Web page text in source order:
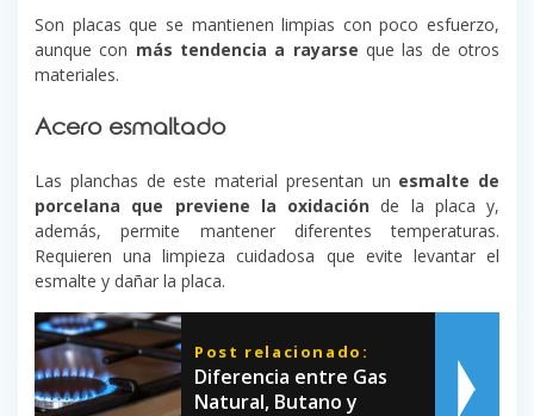
Son placas que se mantienen limpias con poco esfuerzo,
aunque con más tendencia a rayarse que las de otros
materiales.
Acero esmaltado
Las planchas de este material presentan un esmalte de
porcelana que previene la oxidación de la placa y,
además, permite mantener diferentes temperaturas.
Requieren una limpieza cuidadosa que evite levantar el
esmalte y dañar la placa.
Post relacionado:
Diferencia entre Gas
Natural, Butano y